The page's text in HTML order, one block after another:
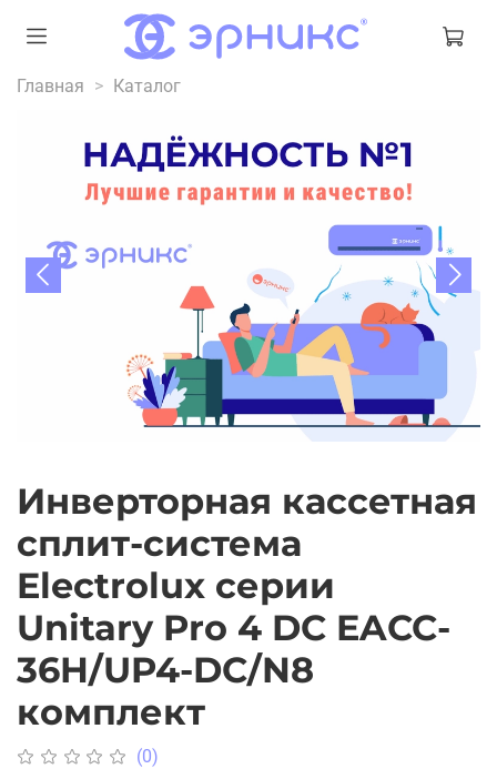
Главная Каталог
Инверторная кассетная
сплит-система
Electrolux серии
Unitary Pro 4 DC EACC-
36H/UP4-DC/N8
комплект
(0)